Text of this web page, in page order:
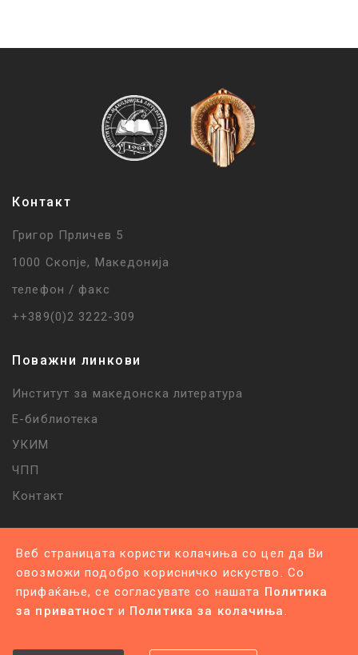
Контакт
Григор Прличев 5
1000 Скопје, Македонија
телефон / факс
++389(0)2 3222-309
Поважни линкови
Институт за македонска литература
Е-библиотека
УКИМ
ЧПП
Контакт
Unet
Политика за приватност |
Веб страницата користи колачиња со цел да Ви
овозможи подобро корисничко искуство. Со
прифаќање, се согласувате со нашата Политика
за приватност и Политика за колачиња.